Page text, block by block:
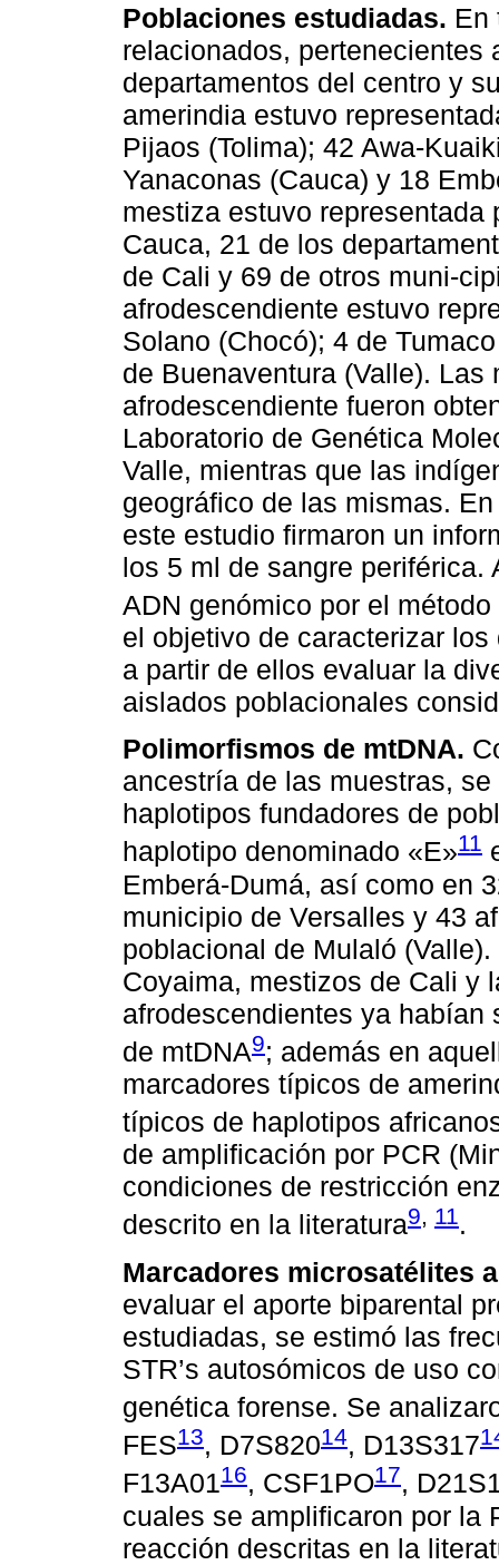
Poblaciones estudiadas. En
relacionados, pertenecientes
departamentos del centro y
amerindia estuvo
Pijaos (Tolima); 42 Awa-
Yanaconas (Cauca) y 18
mestiza estuvo representada
Cauca, 21 de los
de Cali y 69 de otros muni-
afrodescendiente estuvo
Solano (Chocó); 4 de
de Buenaventura (Valle). Las
afrodescendiente fueron
Laboratorio de Genética
Valle, mientras que las
geográfico de las mismas.
este estudio firmaron un
los 5 ml de sangre periférica.
ADN genómico por el
el objetivo de caracterizar
a partir de ellos evaluar la
aislados poblacionales
Polimorfismos de mtDNA.
ancestría de las muestras,
haplotipos fundadores de
haplotipo denominado «E»11
Emberá-Dumá, así como en
municipio de Versalles y 43
poblacional de Mulaló
Coyaima, mestizos de Cali y
afrodescendientes ya habían
de mtDNA9; además en
marcadores típicos de
típicos de haplotipos
de amplificación por PCR
condiciones de restricción
descrito en la literatura9, 11.
Marcadores microsatélites
evaluar el aporte biparental
estudiadas, se estimó las
STR’s autosómicos de uso
genética forense. Se
FES13, D7S82014, D13S317
F13A0116, CSF1PO17,
cuales se amplificaron por la
reacción descritas en la